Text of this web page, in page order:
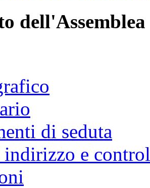
dell'Assemblea
di seduta
e